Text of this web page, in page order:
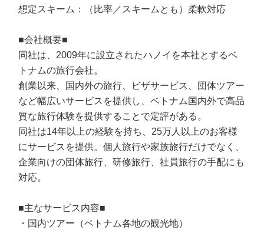
想定スキーム：（比率／スキームとも）柔軟対応
■会社概要■
同社は、2009年に設立されたハノイを本社とするベ
トナムの旅行会社。
創業以来、国内外の旅行、ビザサービス、団体ツアー
など幅広いサービスを提供し、ベトナム国内外で高品
質な旅行体験を提供することで定評がある。
同社は14年以上の経験を持ち、25万人以上のお客様
にサービスを提供。個人旅行や家族旅行だけでなく、
企業向けの団体旅行、研修旅行、社員旅行の手配にも
対応。
■主なサービス内容■
・国内ツアー（ベトナム各地の観光地）